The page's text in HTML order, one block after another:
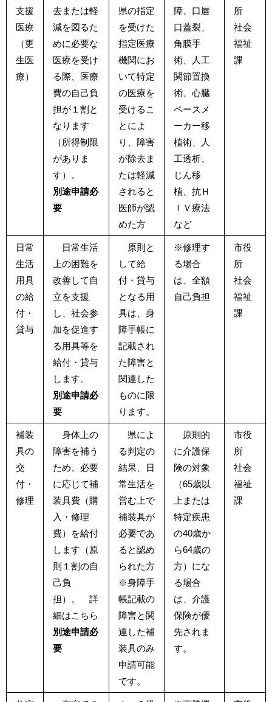
支援
医療
（更
生医
療）
去または軽
減を図るた
めに必要な
医療を受け
る際、医療
費の自己負
担が１割と
なります
（所得制限
がありま
す）。
別途申請必
要
県の指定
を受けた
指定医療
機関にお
いて特定
の医療を
受けるこ
とによ
り、障害
が除去ま
たは軽減
されると
医師が認
めた方
障、口唇
口蓋裂、
角膜手
術、人工
関節置換
術、心臓
ペースメ
ーカー移
植術、人
工透析、
じん移
植、抗Ｈ
ＩＶ療法
など
所
社会
福祉
課
日常
生活
用具
の給
付・
貸与
日常生活
上の困難を
改善して自
立を支援
し、社会参
加を促進す
る用具等を
給付・貸与
します。
別途申請必
要
原則と
して給
付・貸与
となる用
具は、身
障手帳に
記載され
た障害と
関連した
ものに限
ります。
※修理す
る場合
は、全額
自己負担
市役
所
社会
福祉
課
補装
具の
交
付・
修理
身体上の
障害を補う
ため、必要
に応じて補
装具費（購
入・修理
費）を給付
します（原
則１割の自
己負
担）。 詳
細はこちら
別途申請必
要
県によ
る判定の
結果、日
常生活を
営む上で
補装具が
必要であ
ると認め
られた方
※身障手
帳記載の
障害と関
連した補
装具のみ
申請可能
です。
原則的
に介護保
険の対象
（65歳以
上または
特定疾患
の40歳か
ら64歳の
方）にな
る場合
は、介護
保険が優
先されま
す。
市役
所
社会
福祉
課